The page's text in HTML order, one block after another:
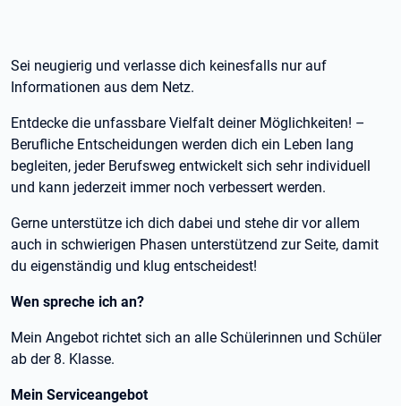
Sei neugierig und verlasse dich keinesfalls nur auf
Informationen aus dem Netz.
Entdecke die unfassbare Vielfalt deiner Möglichkeiten! –
Berufliche Entscheidungen werden dich ein Leben lang
begleiten, jeder Berufsweg entwickelt sich sehr individuell
und kann jederzeit immer noch verbessert werden.
Gerne unterstütze ich dich dabei und stehe dir vor allem
auch in schwierigen Phasen unterstützend zur Seite, damit
du eigenständig und klug entscheidest!
Wen spreche ich an?
Mein Angebot richtet sich an alle Schülerinnen und Schüler
ab der 8. Klasse.
Mein Serviceangebot